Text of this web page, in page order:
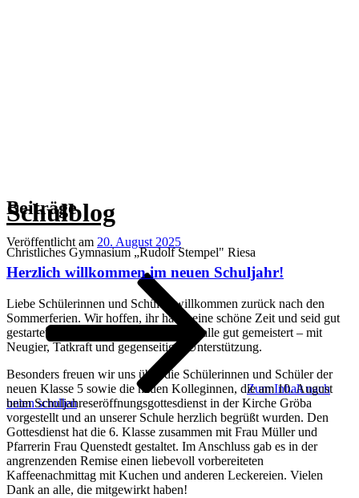
Schulblog
Christliches Gymnasium „Rudolf Stempel" Riesa
Zum Inhalt nach
unten scrollen
Beiträge
Veröffentlicht am 20. August 2025
Herzlich willkommen im neuen Schuljahr!
Liebe Schülerinnen und Schüler, willkommen zurück nach den
Sommerferien. Wir hoffen, ihr hattet eine schöne Zeit und seid gut
gestartet. Die erste Schulwoche haben alle gut gemeistert – mit
Neugier, Tatkraft und gegenseitiger Unterstützung.
Besonders freuen wir uns über die Schülerinnen und Schüler der
neuen Klasse 5 sowie die neuen Kolleginnen, die am 10. August
beim Schuljahreseröffnungsgottesdienst in der Kirche Gröba
vorgestellt und an unserer Schule herzlich begrüßt wurden. Den
Gottesdienst hat die 6. Klasse zusammen mit Frau Müller und
Pfarrerin Frau Quenstedt gestaltet. Im Anschluss gab es in der
angrenzenden Remise einen liebevoll vorbereiteten
Kaffeenachmittag mit Kuchen und anderen Leckereien. Vielen
Dank an alle, die mitgewirkt haben!